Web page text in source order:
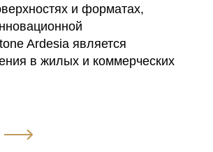
и форматах,
Ardesia является
в жилых и коммерческих